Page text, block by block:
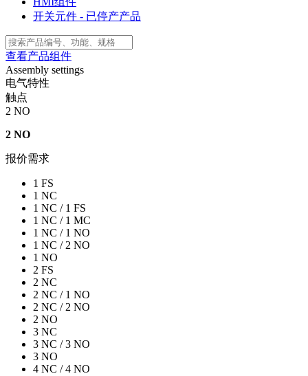
开关元件 - 已停产产品
查看产品组件
Assembly settings
电气特性
触点
2 NO
2 NO
报价需求
1 FS
1 NC
1 NC / 1 FS
1 NC / 1 MC
1 NC / 1 NO
1 NC / 2 NO
1 NO
2 FS
2 NC
2 NC / 1 NO
2 NC / 2 NO
2 NO
3 NC
3 NC / 3 NO
3 NO
4 NC / 4 NO